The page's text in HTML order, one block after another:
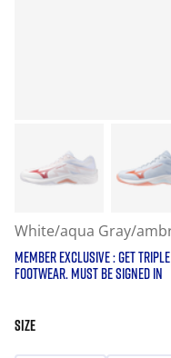
White/aqua Gray/
MEMBER EXCLUSIVE : GET
FOOTWEAR. MUST BE SIGNED IN
SIZE